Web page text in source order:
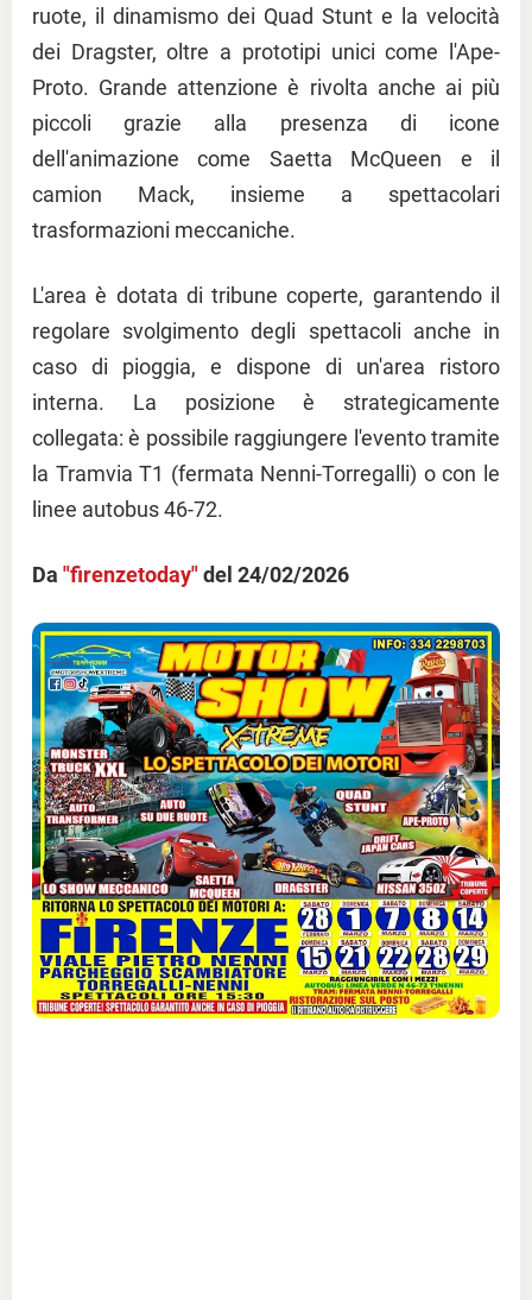
ruote, il dinamismo dei Quad Stunt e la velocità
dei Dragster, oltre a prototipi unici come l'Ape-
Proto. Grande attenzione è rivolta anche ai più
piccoli grazie alla presenza di icone
dell'animazione come Saetta McQueen e il
camion Mack, insieme a spettacolari
trasformazioni meccaniche.
L'area è dotata di tribune coperte, garantendo il
regolare svolgimento degli spettacoli anche in
caso di pioggia, e dispone di un'area ristoro
interna. La posizione è strategicamente
collegata: è possibile raggiungere l'evento tramite
la Tramvia T1 (fermata Nenni-Torregalli) o con le
linee autobus 46-72.
Da "firenzetoday"del 24/02/2026